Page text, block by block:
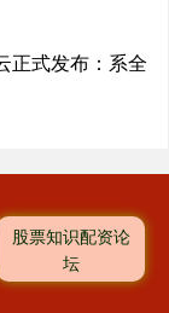
正式发布：系全
股票知识配资论
坛